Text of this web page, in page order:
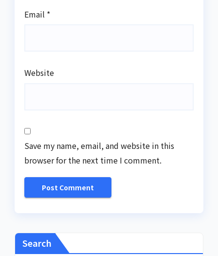
Email *
Website
Save my name, email, and website in this
browser for the next time I comment.
Search